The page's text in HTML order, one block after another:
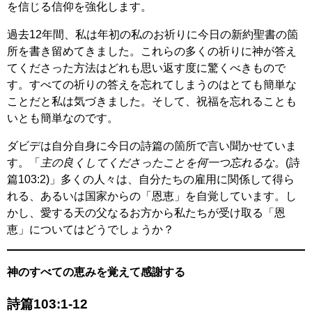
を信じる信仰を強化します。
過去12年間、私は年初の私のお祈りに今日の新約聖書の箇
所を書き留めてきました。これらの多くの祈りに神が答え
てくださった方法はどれも思い返す度に驚くべきもので
す。すべての祈りの答えを忘れてしまうのはとても簡単な
ことだと私は気づきました。そして、祝福を忘れることも
いとも簡単なのです。
ダビデは自分自身に今日の詩篇の箇所で言い聞かせていま
す。「 主の良くしてくださったことを何一つ忘れるな。(詩
篇103:2)」多くの人々は、自分たちの雇用に関係して得ら
れる、あるいは国家からの「恩恵」を自覚しています。し
かし、愛する天の父なるお方から私たちが受け取る「恩
恵」についてはどうでしょうか？
神のすべての恵みを覚えて感謝する
詩篇103:1-12